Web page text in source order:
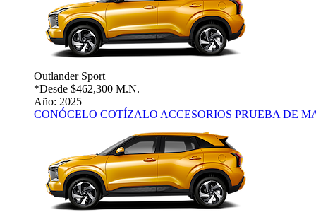
Outlander Sport
*Desde $462,300 M.N.
Año: 2025
CONÓCELO COTÍZALO ACCESORIOS PRUEBA DE